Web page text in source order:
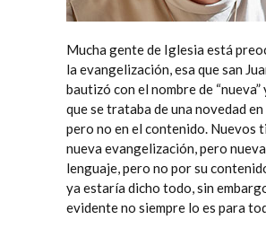
Mucha gente de Iglesia está
la evangelización, esa que san
bautizó con el nombre de “nueva”
que se trataba de una novedad
pero no en el contenido. Nuevos
nueva evangelización, pero
lenguaje, pero no por su
ya estaría dicho todo, sin
evidente no siempre lo es para